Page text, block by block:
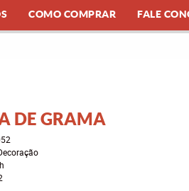
COMO COMPRAR FALE
DE GRAMA